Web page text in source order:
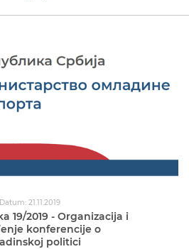
Datum: 21.11.2019
19/2019 - Organizacija i
konferencije o
politici